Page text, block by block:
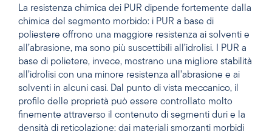
La resistenza chimica dei PUR dipende fortemente dalla
chimica del segmento morbido: i PUR a base di
poliestere offrono una maggiore resistenza ai solventi e
all’abrasione, ma sono più suscettibili all’idrolisi. I PUR a
base di polietere, invece, mostrano una migliore stabilità
all’idrolisi con una minore resistenza all’abrasione e ai
solventi in alcuni casi. Dal punto di vista meccanico, il
profilo delle proprietà può essere controllato molto
finemente attraverso il contenuto di segmenti duri e la
densità di reticolazione: dai materiali smorzanti morbidi